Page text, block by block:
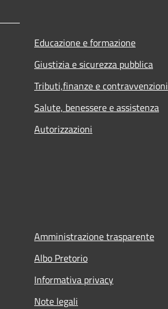
Educazione e formazione
Giustizia e sicurezza pubblica
Tributi,finanze e contravvenzioni
Salute, benessere e assistenza
Autorizzazioni
Amministrazione trasparente
Albo Pretorio
Informativa privacy
Note legali